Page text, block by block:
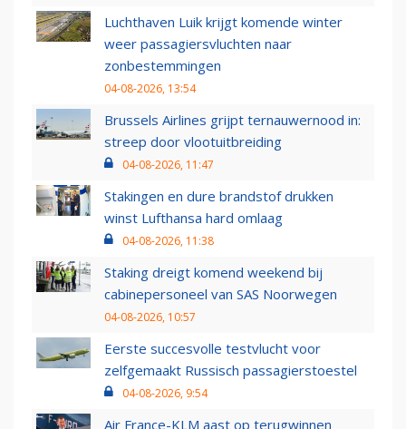
Luchthaven Luik krijgt komende winter
weer passagiersvluchten naar
zonbestemmingen
04-08-2026, 13:54
Brussels Airlines grijpt ternauwernood in:
streep door vlootuitbreiding
04-08-2026, 11:47
Stakingen en dure brandstof drukken
winst Lufthansa hard omlaag
04-08-2026, 11:38
Staking dreigt komend weekend bij
cabinepersoneel van SAS Noorwegen
04-08-2026, 10:57
Eerste succesvolle testvlucht voor
zelfgemaakt Russisch passagierstoestel
04-08-2026, 9:54
Air France-KLM aast op terugwinnen